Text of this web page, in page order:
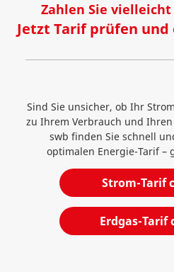
Zahlen Sie
Jetzt Tarif prüfen
Sind Sie unsicher, ob Ihr
zu Ihrem Verbrauch und
swb finden Sie schnell
optimalen Energie-Tarif –
Strom-Tarif
Erdgas-Tarif